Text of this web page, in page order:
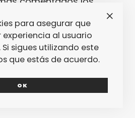
perpetrado por
Lana del
costa de “Creep”de
para asegurar que
al usuario
sigues utilizando este
que estás de acuerdo.
OK